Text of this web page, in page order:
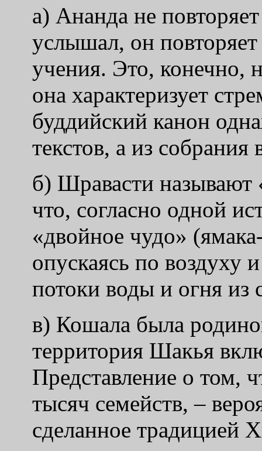
а) Ананда не
услышал, он
учения. Это, конечно,
она характеризует
буддийский канон
текстов, а из
б) Шравасти называют
что, согласно одной
«двойное чудо»
опускаясь по воздуху
потоки воды и огня из
в) Кошала была
территория Шакья
Представление о том,
тысяч семейств, –
сделанное традицией